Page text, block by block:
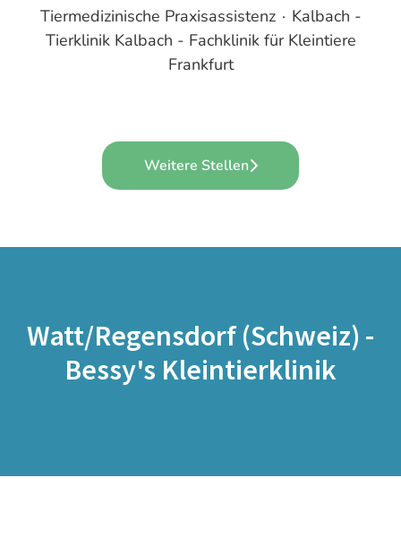
Tiermedizinische Praxisassistenz · Kalbach -
Tierklinik Kalbach - Fachklinik für Kleintiere
Frankfurt
Weitere Stellen
Watt/Regensdorf (Schweiz) -
Bessy's Kleintierklinik